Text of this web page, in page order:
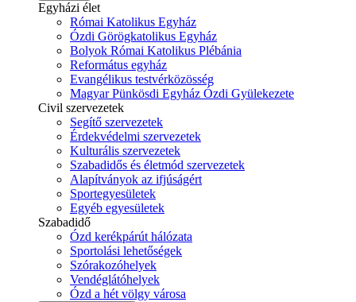
Egyházi élet
Római Katolikus Egyház
Ózdi Görögkatolikus Egyház
Bolyok Római Katolikus Plébánia
Református egyház
Evangélikus testvérközösség
Magyar Pünkösdi Egyház Ózdi Gyülekezete
Civil szervezetek
Segítő szervezetek
Érdekvédelmi szervezetek
Kulturális szervezetek
Szabadidős és életmód szervezetek
Alapítványok az ifjúságért
Sportegyesületek
Egyéb egyesületek
Szabadidő
Ózd kerékpárút hálózata
Sportolási lehetőségek
Szórakozóhelyek
Vendéglátóhelyek
Ózd a hét völgy városa